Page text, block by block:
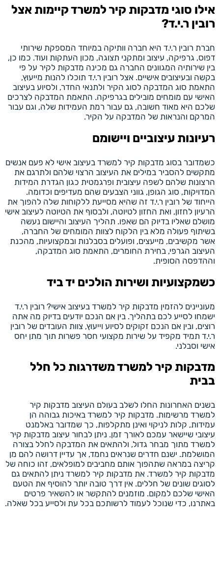
אילו סוגי מדבקות קיר למשרד קיימות אצל
רובין ר.י.ד?
חברת רובין ר.י.ד היא חברה וותיקה במיוחד המספקת שירותי
דפוס, גרפיקה, עיצוב ומתקני תצוגה, מכון העתקות ועוד. כמו כן,
בין שירותיה המגוונים החברה גם מכינה מדבקות לקיר על פי
בקשה ובעיצובים אישיים. אצל רובין ר.י.ד תוכלו להנות מייעוץ,
התאמת סוג המדבקה לסוג הקיר ולתנאי החדר, ולסיוע בעיצוב
האישי עם מומחים מובילים בגרפיקה. התאמת המדבקה לצרכים
שלכם היא מאוד חשובה, גם עבור רמת העמידות שלה, וגם עבור
המרקם והנראות של המדבקה על הקיר.
רעיונות עיצוביים ויישומם
כשמדובר בסוג מדבקות קיר למשרד בעיצוב אישי לא פעם אנשים
מתקשים להסביר במילים את העיצוב הרצוי שלהם ולתרגם את
הרצונות שלהם לשפה עיצובית ופרגמטית כגון הגדרת המידות
המדויקות, סוג הגופן, גווני הצבעים שהם מעדיפים וכדומה.
הייחוד של רובין ר.י.ד זה שהיא מסייעת ללקוחות שלה להפוך את
הרעיון לחזון, ואת החזון לטיוטה, ולבסוף את הטיוטה לעיצוב אישי
מושלם שאליו בדיוק הם שאפו. תהליך העיצוב והיישום נעשה
בשיתוף פעולה מלא בין הלקוח לצוות המומחים של החברה,
אשר מקשיבים, מייעצים, ופועלים בסבלנות ובמקצועיות, מהכנת
העיצוב הגרפי, בחירת החומרים, התאמת סוג המדבקה,
וההדפסה הסופית.
כשמקצועיות ושירות הולכים יד ביד
מעוניינים להזמין מדבקות קיר למשרד בעיצוב אישי? רובין ר.י.ד
ישמחו לסייע לכם בתהליך. בין אם הנכם יודעים בדיוק מה אתה
רוצים, ובין אם הנכם זקוקים לסיוע וייעוץ, צוות העובדים של רובין
ר.י.ד תמיד מקפיד על שירות מקצועי חסר פשרות תוך מתן יחס
אישי וסבלני.
מדבקות קיר למשרד משדרגות כל חלל
בבית
בשנים האחרונות החלו לשלב בעולם העיצוב מדבקות קיר
למשרד מרשימות. מדבקות קיר למשרד באיכות גבוהה הן
עמידות, קלות לניקוי ואינן מתקלפות, כך שמדובר באלמנט
עיצובי שיישאר עמכם לאורך זמן. ניתן לבחור עיצוב מדבקות קיר
למשרד מתוך מבחר גדול, ולהתאים את המדבקה לחלל בצורה
המושלמת. ישנם חדרים שנראים נחמד, אך עדיין דרושה להם מן
קריצה במראה שתהפוך אותם מחביבים למופלאים, זהו כוחה של
מדבקות קיר למשרד. את מדבקות קיר למשרד ניתן להתאים גם
לסוגים שונים של חללים. אין דרך טובה יותר להוסיף את הטעם
האישי שלכם למקום. מוזמנים להתקשר או להשאיר פרטים
באתרנו, כדי שנוכל לעמוד לרשותכם בכל עת ולסייע בכל שאלה.